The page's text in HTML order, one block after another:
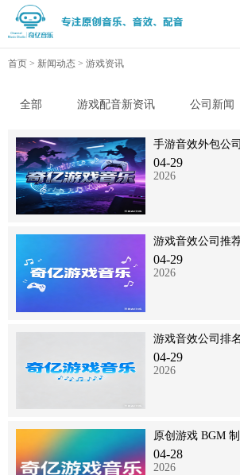
首页 > 新闻动态 > 游戏资讯
全部 游戏配音新资讯 公司新闻
手游音效外包公司
04-29
2026
游戏音效公司推
04-29
2026
游戏音效公司排名
04-29
2026
原创游戏 BGM
04-28
2026